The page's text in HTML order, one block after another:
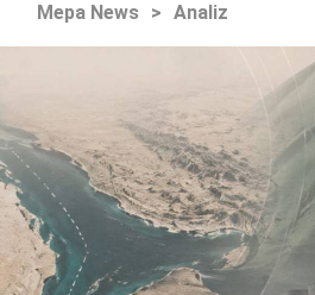
Mepa News > Analiz